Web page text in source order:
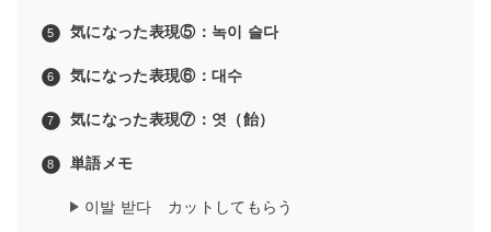
気になった表現⑤：녹이 슬다
気になった表現⑥：대수
気になった表現⑦：엿（飴）
単語メモ
이발 받다 カットしてもらう